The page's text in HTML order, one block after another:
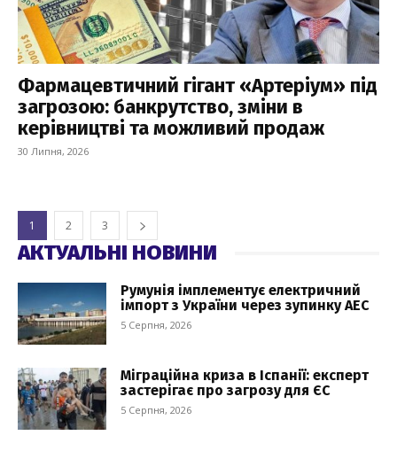
Фармацевтичний гігант «Артеріум» під
загрозою: банкрутство, зміни в
керівництві та можливий продаж
30 Липня, 2026
1 2 3
АКТУАЛЬНІ НОВИНИ
Румунія імплементує електричний
імпорт з України через зупинку АЕС
5 Серпня, 2026
Міграційна криза в Іспанії: експерт
застерігає про загрозу для ЄС
5 Серпня, 2026